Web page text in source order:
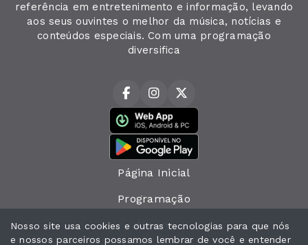
referência em entretenimento e informação, levando
aos seus ouvintes o melhor da música, notícias e
conteúdos especiais. Com uma programação
diversifica
Página Inicial
Programação
Álbuns
Nosso site usa cookies e outras tecnologias para que nós
e nossos parceiros possamos lembrar de você e entender